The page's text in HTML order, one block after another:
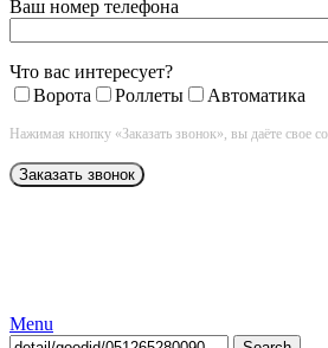
Ваш номер телефона
Что вас интересует?
Ворота
Роллеты Автоматика
Нажимая кнопку «Заказать звонок», вы даёте свое
Menu